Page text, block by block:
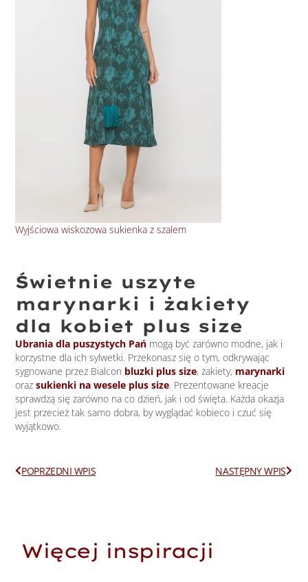
Wyjściowa wiskozowa sukienka z szalem
Świetnie uszyte
marynarki i żakiety
dla kobiet plus size
Ubrania dla puszystych Pań mogą być zarówno modne, jak i
korzystne dla ich sylwetki. Przekonasz się o tym, odkrywając
sygnowane przez Bialcon bluzki plus size, żakiety, marynarki
orazsukienki na wesele plus size. Prezentowane kreacje
sprawdzą się zarówno na co dzień, jak i od święta. Każda okazja
jest przecież tak samo dobra, by wyglądać kobieco i czuć się
wyjątkowo.
Prev
POPRZEDNI WPIS NASTĘPNY WPISNext
Więcej inspiracji